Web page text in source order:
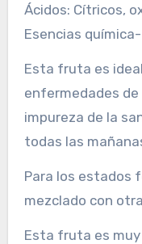
Ácidos: Cítricos,
Esencias química-
Esta fruta es
enfermedades de
impureza de la
todas las
Para los estados
mezclado con
Esta fruta es muy